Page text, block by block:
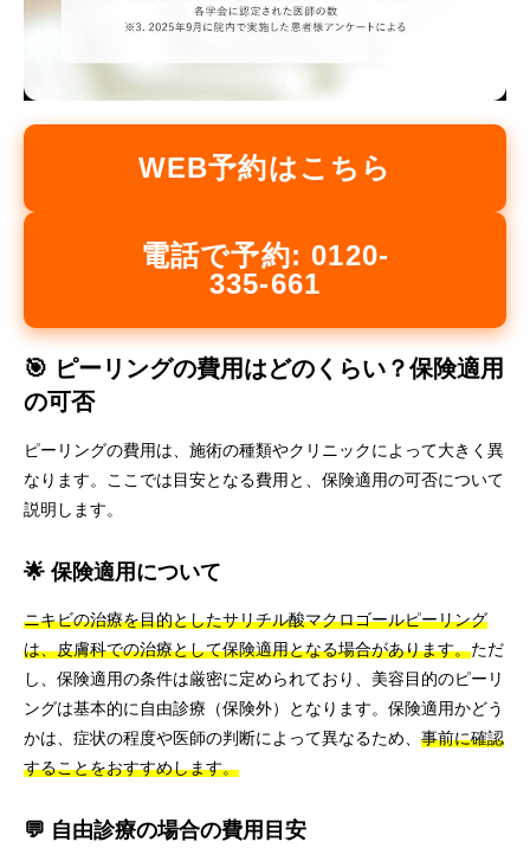
WEB予約はこちら
電話で予約: 0120-
335-661
🎯 ピーリングの費用はどのくらい？保険適用
の可否
ピーリングの費用は、施術の種類やクリニックによって大きく異
なります。ここでは目安となる費用と、保険適用の可否について
説明します。
🌟 保険適用について
ニキビの治療を目的としたサリチル酸マクロゴールピーリング
は、皮膚科での治療として保険適用となる場合があります。ただ
し、保険適用の条件は厳密に定められており、美容目的のピーリ
ングは基本的に自由診療（保険外）となります。保険適用かどう
かは、症状の程度や医師の判断によって異なるため、 事前に確認
することをおすすめします。
💬 自由診療の場合の費用目安